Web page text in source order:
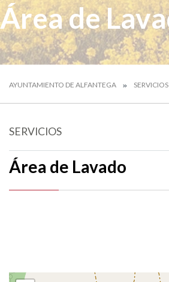
Área de
AYUNTAMIENTO DE ALFANTEGA SERVICIOS
SERVICIOS
Área de Lavado